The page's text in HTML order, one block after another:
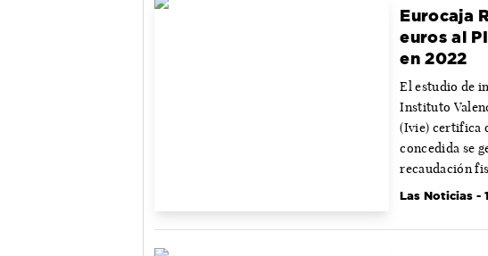
Eurocaja
euros al
en 2022
El estudio de
Instituto
(Ivie) certifica
concedida se
recaudación
Las Noticias -